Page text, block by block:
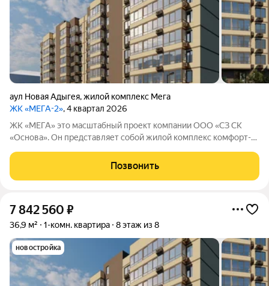
аул Новая Адыгея,жилой комплекс Мега
ЖК «МЕГА-2», 4 квартал 2026
ЖК «МЕГА» это масштабный проект компании ООО «СЗ СК
«Основа». Он представляет собой жилой комплекс комфорт-
Позвонить
7 842 560 ₽
36,9 м² 1-комн. квартира 8 этаж из 8
новостройка